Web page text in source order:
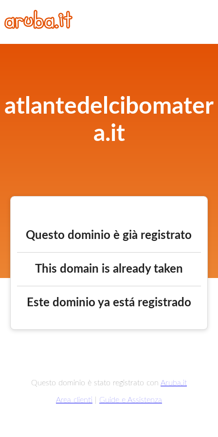
atlantedelcibomater
a.it
Questo dominio è già registrato
This domain is already taken
Este dominio ya está registrado
Questo dominio è stato registrato con Aruba.it
Area clienti Guide e Assistenza